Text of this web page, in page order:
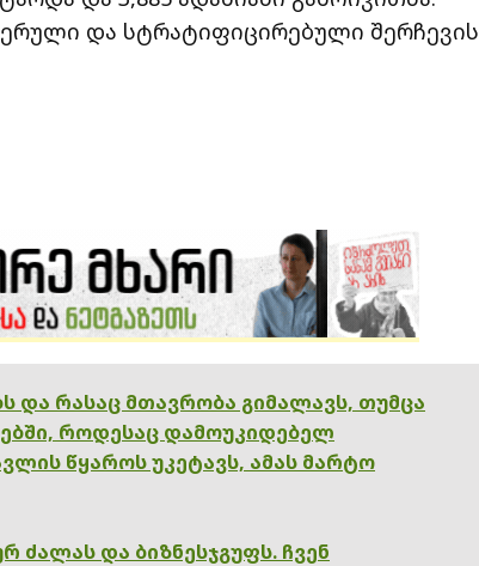
და სტრატიფიცირებული შერჩევის
და რასაც მთავრობა გიმალავს, თუმცა
როდესაც დამოუკიდებელ
წყაროს უკეტავს, ამას მარტო
ძალას და ბიზნესჯგუფს. ჩვენ